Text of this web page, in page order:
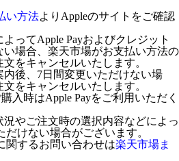
い方法よりAppleのサイトをご確認
ってApple Payおよびクレジット
場合、楽天市場がお支払い方法の
をキャンセルいたします。
後、7日間変更いただけない場
をキャンセルいたします。
入時はApple Payをご利用いただく
やご注文時の選択内容などによっ
だけない場合がございます。
関するお問い合わせは楽天市場ま